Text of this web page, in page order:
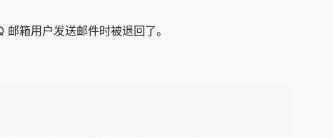
箱用户发送邮件时被退回了。